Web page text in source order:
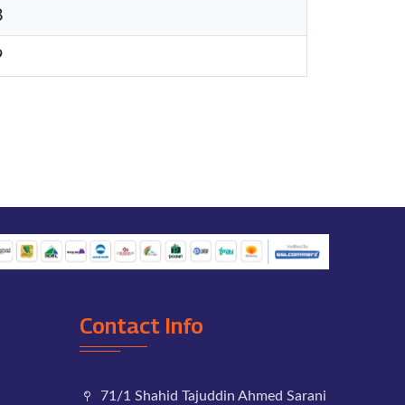
Contact Info
71/1 Shahid Tajuddin Ahmed Sarani